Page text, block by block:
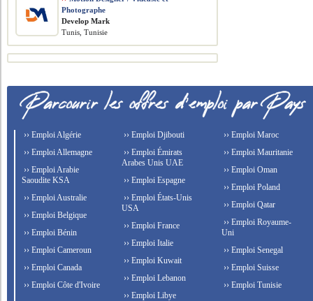
Photographe
Develop Mark
Tunis, Tunisie
›› Emploi Algérie
›› Emploi Allemagne
›› Emploi Arabie
Saoudite KSA
›› Emploi Australie
›› Emploi Belgique
›› Emploi Bénin
›› Emploi Cameroun
›› Emploi Canada
›› Emploi Côte d'Ivoire
›› Emploi Djibouti
›› Emploi Émirats
Arabes Unis UAE
›› Emploi Espagne
›› Emploi États-Unis
USA
›› Emploi France
›› Emploi Italie
›› Emploi Kuwait
›› Emploi Lebanon
›› Emploi Libye
›› Emploi Maroc
›› Emploi Mauritanie
›› Emploi Oman
›› Emploi Poland
›› Emploi Qatar
›› Emploi Royaume-
Uni
›› Emploi Senegal
›› Emploi Suisse
›› Emploi Tunisie